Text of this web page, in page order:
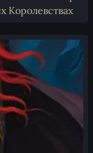
Королевствах